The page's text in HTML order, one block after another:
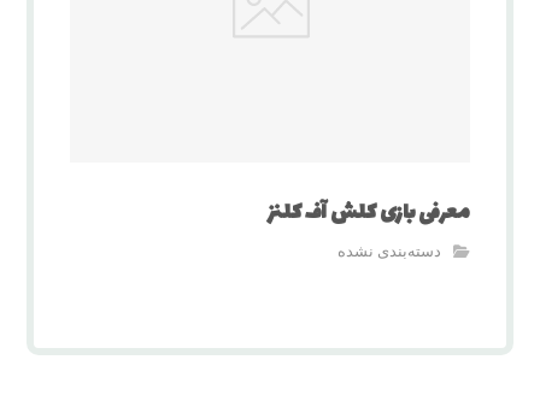
معرفی بازی کلش آف کلنز
دسته‌بندی نشده